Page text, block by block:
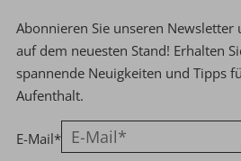
Abonnieren Sie unseren
auf dem neuesten Stand! Erhalten
spannende Neuigkeiten und Tipps
Aufenthalt.
E-Mail*